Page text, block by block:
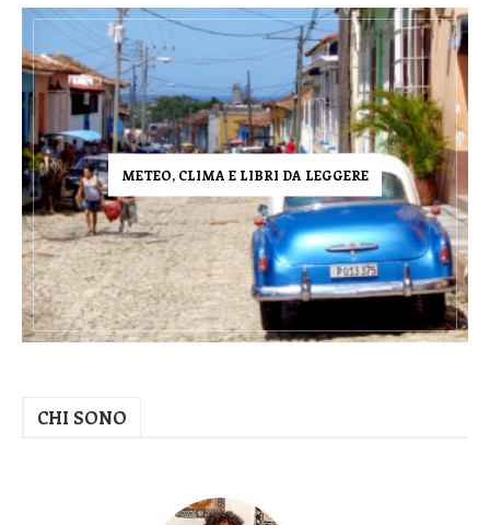
METEO, CLIMA E LIBRI DA LEGGERE
CHI SONO